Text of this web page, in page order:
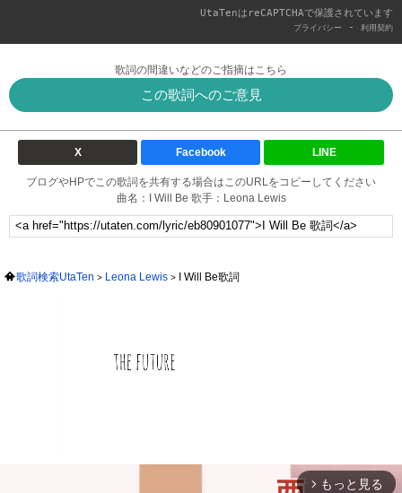
UtaTenはreCAPTCHAで保護されています
プライバシー - 利用契約
歌詞の間違いなどのご指摘はこちら
この歌詞へのご意見
X Facebook LINE
ブログやHPでこの歌詞を共有する場合はこのURLをコピーしてください
曲名：I Will Be 歌手：Leona Lewis
歌詞検索UtaTen Leona Lewis I Will Be歌詞
arrow_forward_ios もっと見る